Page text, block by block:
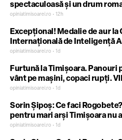
spectaculoasă și un drum
Timișoara unde te bucuri de
opiniatimisoarei.ro • 12h
Excepțional! Medalie de aur la
Internațională de Inteligență
din Timișoara
opiniatimisoarei.ro • 1d
Furtună la Timișoara. Panouri
vânt pe mașini, copaci rupți.
opiniatimisoarei.ro • 1d
Sorin Șipoș: Ce faci
pentru mari arși Timișoara nu
Trebuia să fie gata în 2024 (P)
opiniatimisoarei.ro • 1d